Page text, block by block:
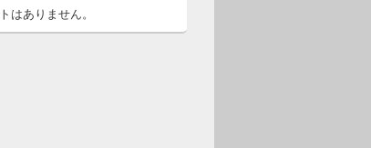
はありません。